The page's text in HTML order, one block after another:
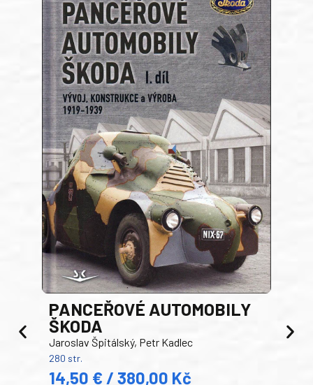
PANCEŘOVÉ AUTOMOBILY
ŠKODA
Jaroslav Špitálský, Petr Kadlec
280 str.
14,50 € / 380,00 Kč